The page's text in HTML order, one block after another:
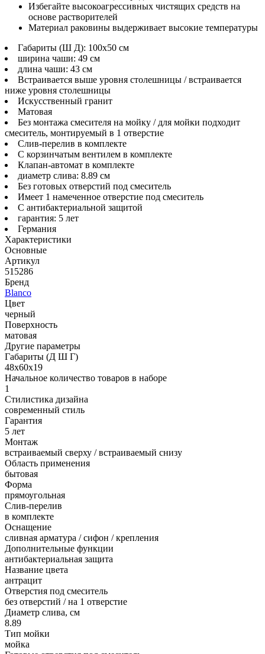
Избегайте высокоагрессивных чистящих средств на
основе растворителей
Материал раковины выдерживает высокие температуры
Габариты (Ш Д): 100x50 см
ширина чаши: 49 см
длина чаши: 43 см
Встраивается выше уровня столешницы / встраивается
ниже уровня столешницы
Искусственный гранит
Матовая
Без монтажа смесителя на мойку / для мойки подходит
смеситель, монтируемый в 1 отверстие
Слив-перелив в комплекте
С корзинчатым вентилем в комплекте
Клапан-автомат в комплекте
диаметр слива: 8.89 см
Без готовых отверстий под смеситель
Имеет 1 намеченное отверстие под смеситель
С антибактериальной защитой
гарантия: 5 лет
Германия
Характеристики
Основные
Артикул
515286
Бренд
Blanco
Цвет
черный
Поверхность
матовая
Другие параметры
Габариты (Д Ш Г)
48х60х19
Начальное количество товаров в наборе
1
Стилистика дизайна
современный стиль
Гарантия
5 лет
Монтаж
встраиваемый сверху / встраиваемый снизу
Область применения
бытовая
Форма
прямоугольная
Слив-перелив
в комплекте
Оснащение
сливная арматура / сифон / крепления
Дополнительные функции
антибактериальная защита
Название цвета
антрацит
Отверстия под смеситель
без отверстий / на 1 отверстие
Диаметр слива, см
8.89
Тип мойки
мойка